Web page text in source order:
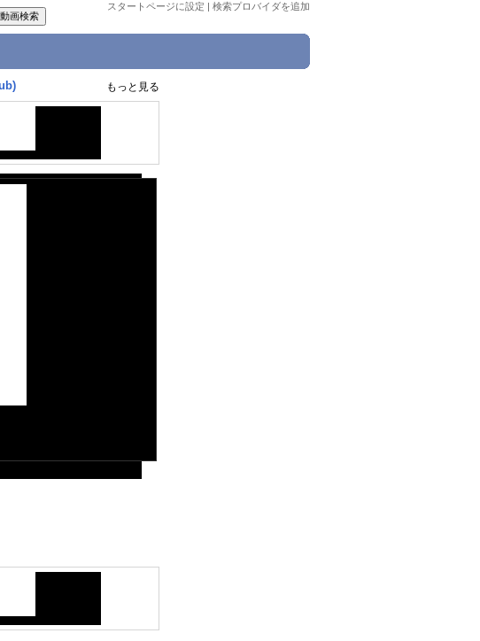
スタートページに設定 | 検索プロバイダを追加
もっと見る